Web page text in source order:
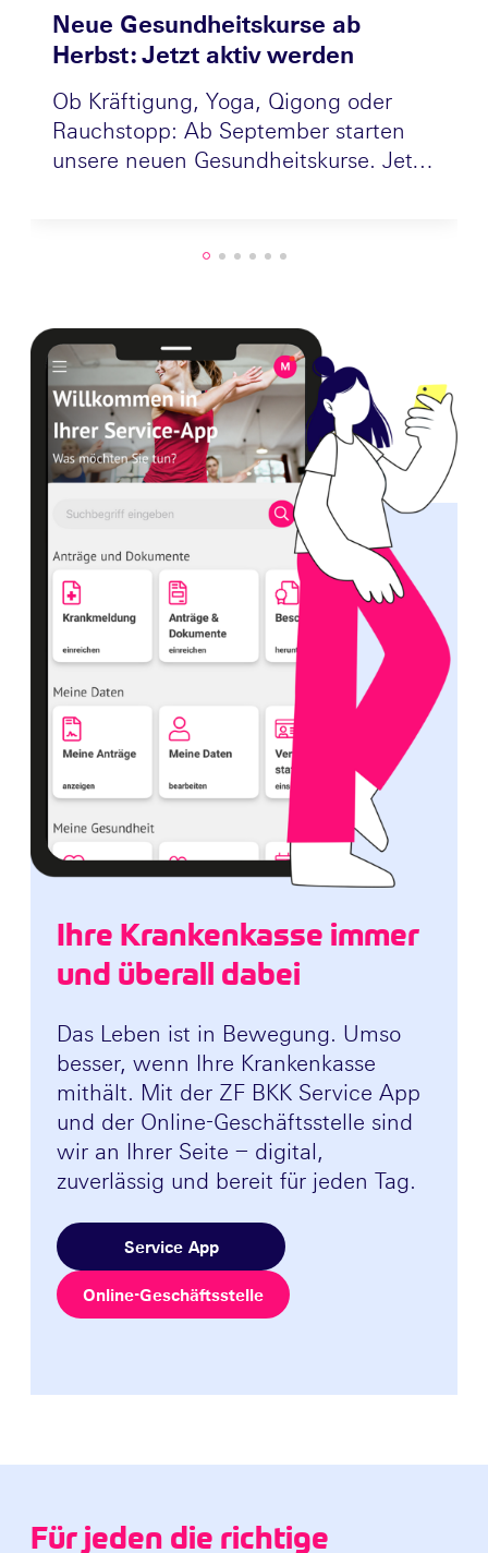
Neue Gesundheitskurse ab
Herbst: Jetzt aktiv werden
Ob Kräftigung, Yoga, Qigong oder
Rauchstopp: Ab September starten
unsere neuen Gesundheitskurse. Jetzt
Ihre Krankenkasse immer
und überall dabei
Das Leben ist in Bewegung. Umso
besser, wenn Ihre Krankenkasse
mithält. Mit der ZF BKK Service App
und der Online-Geschäftsstelle sind
wir an Ihrer Seite – digital,
zuverlässig und bereit für jeden Tag.
Service App
Online-Geschäftsstelle
Für jeden die richtige